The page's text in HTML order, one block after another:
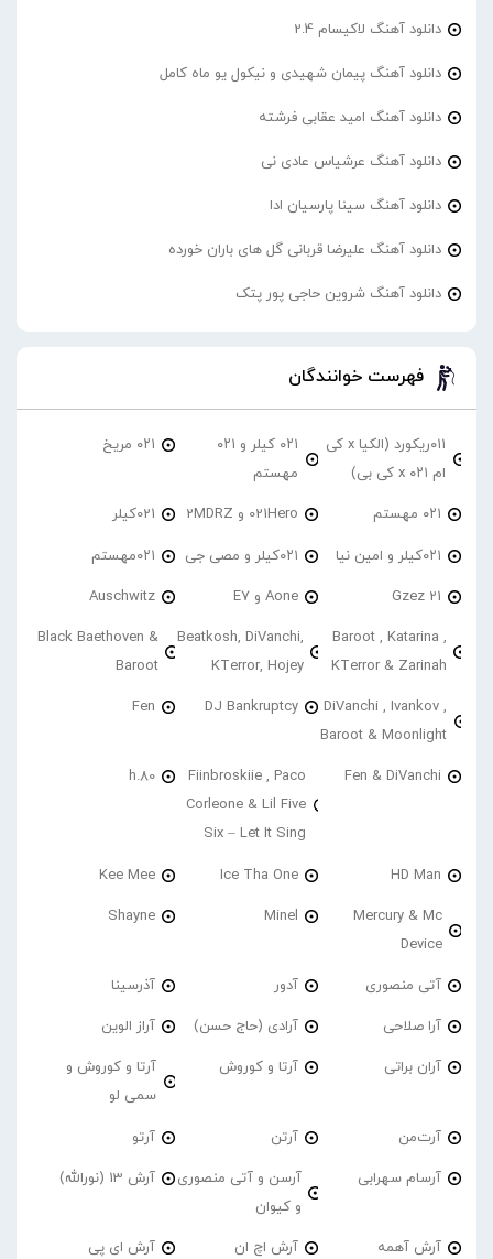
دانلود آهنگ لاکیسام 2.4
دانلود آهنگ پیمان شهیدی و نیکول یو ماه کامل
دانلود آهنگ امید عقابی فرشته
دانلود آهنگ عرشیاس عادی نی
دانلود آهنگ سینا پارسیان ادا
دانلود آهنگ علیرضا قربانی گل های باران خورده
دانلود آهنگ شروین حاجی پور پتک
فهرست خوانندگان
۰۱۱ریکورد (الکیا x کی
ام ۰۲۱ x کی بی)
۰۲۱ کیلر و ۰۲۱
مهستم
۰۲۱ مریخ
۰۲۱ مهستم 021Hero و 2MDRZ 021کیلر
۰۲۱کیلر و امین نیا ۰۲۱کیلر و مصی جی ۰۲۱مهستم
21 Gzez Aone و E7 Auschwitz
Baroot , Katarina ,
KTerror & Zarinah
Beatkosh, DiVanchi,
KTerror, Hojey
Black Baethoven &
Baroot
DiVanchi , Ivankov ,
Baroot & Moonlight
DJ Bankruptcy
Fen
Fen & DiVanchi
Fiinbroskiie , Paco
Corleone & Lil Five
Six – Let It Sing
h.80
HD Man
Ice Tha One
Kee Mee
Mercury & Mc
Device
Minel
Shayne
آتی منصوری آدور آذرسینا
آرا صلاحی آرادی (حاج حسن) آراز الوین
آران براتی آرتا و کوروش
آرتا و کوروش و
سمی لو
آرت‌من آرتن آرتو
آرسام سهرابی
آرسن و آتی منصوری
و کیوان
آرش 13 (نورالله)
آرش آهمه آرش اچ ان آرش ای پی